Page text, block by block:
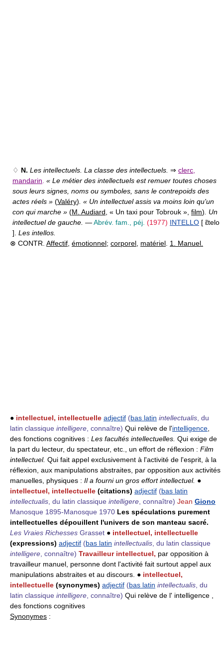
♢ N. Les intellectuels. La classe des intellectuels. ⇒ clerc
mandarin « Le métier des intellectuels est remuer toutes choses
sous leurs signes, noms ou symboles, sans le contrepoids des
actes réels » (Valéry) . « Un intellectuel assis va moins loin qu'un
con qui marche » (M. Audiard , « Un taxi pour Tobrouk », film) . Un
intellectuel de gauche. —Abrév. fam., péj. (1977) INTELLO [ ɛ̃telo
]. Les intellos.
⊗ CONTR. Affectif émotionnel; corporel matériel 1. Manuel.
● intellectuel, intellectuelle adjectif (bas latin intellectualis , du
latin classique intelligere , connaître) Qui relève de l'intelligence
des fonctions cognitives : Les facultés intellectuelles. Qui exige de
la part du lecteur, du spectateur, etc., un effort de réflexion : Film
intellectuel. Qui fait appel exclusivement à l'activité de l'esprit, à la
réflexion, aux manipulations abstraites, par opposition aux activités
manuelles, physiques : Il a fourni un gros effort intellectuel. ●
intellectuel, intellectuelle (citations) adjectif (bas latin
intellectualis , du latin classique intelligere , connaître) Jean Giono
Manosque 1895-Manosque 1970 Les spéculations purement
intellectuelles dépouillent l'univers de son manteau sacré.
Les Vraies Richesses Grasset ● intellectuel, intellectuelle
(expressions) adjectif (bas latin intellectualis , du latin classique
intelligere , connaître) Travailleur intellectuel, par opposition à
travailleur manuel, personne dont l'activité fait surtout appel aux
manipulations abstraites et au discours. ● intellectuel,
intellectuelle (synonymes) adjectif (bas latin intellectualis , du
latin classique intelligere , connaître) Qui relève de l' intelligence ,
des fonctions cognitives
Synonymes :